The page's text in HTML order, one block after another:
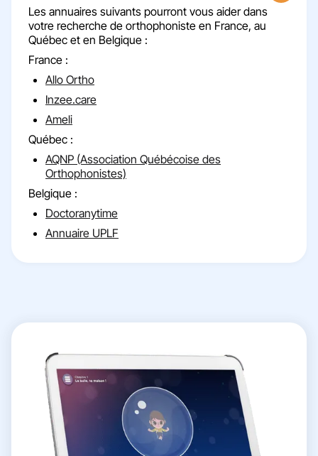
Les annuaires suivants pourront vous aider dans
votre recherche de orthophoniste en France, au
Québec et en Belgique :
France :
Allo Ortho
Inzee.care
Ameli
Québec :
AQNP (Association Québécoise des
Orthophonistes)
Belgique :
Doctoranytime
Annuaire UPLF